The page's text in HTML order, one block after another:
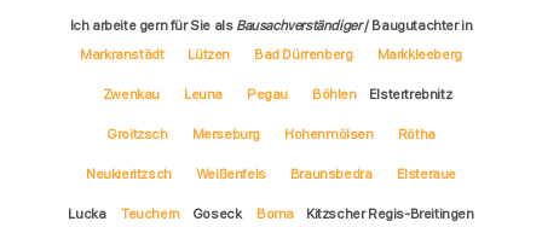
Ich arbeite gern für Sie als Bausachverständiger/ Baugutachter in
Markranstädt
Lützen Bad Dürrenberg Markkleeberg
Zwenkau Leuna Pegau Böhlen Elstertrebnitz
Groitzsch Merseburg Hohenmölsen Rötha
Neukieritzsch Weißenfels Braunsbedra Elsteraue
Lucka Teuchern Goseck Borna Kitzscher Regis-Breitingen